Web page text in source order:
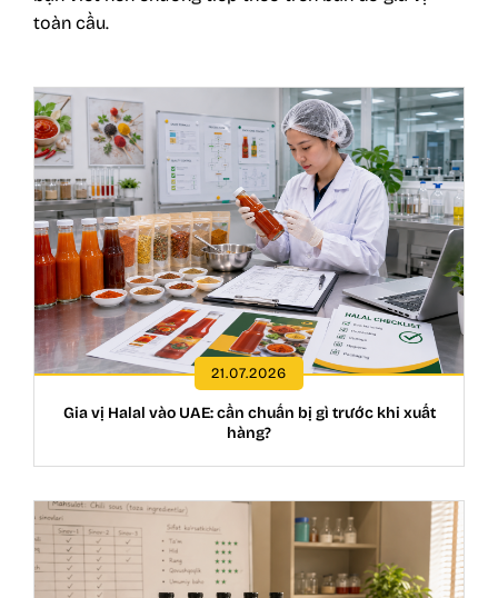
toàn cầu.
21.07.2026
Gia vị Halal vào UAE: cần chuẩn bị gì trước khi xuất
hàng?